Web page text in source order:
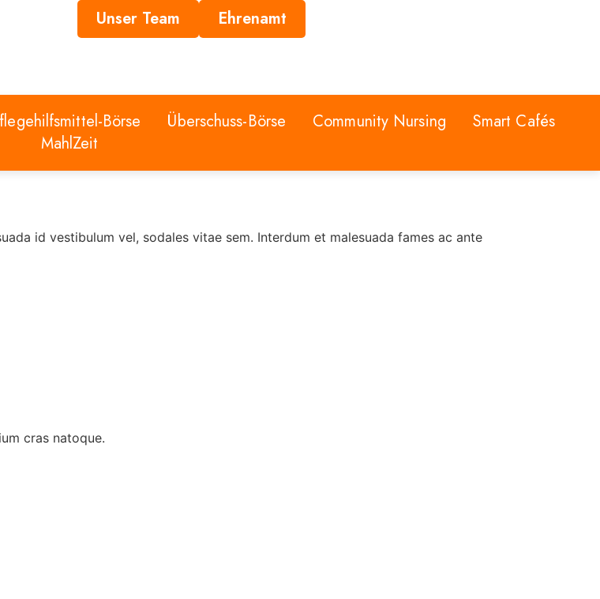
Unser Team Ehrenamt
Börse Überschuss-Börse Community Nursing
Smart Cafés
MahlZeit
id vestibulum vel, sodales vitae sem. Interdum et malesuada fames ac ante
cras natoque.